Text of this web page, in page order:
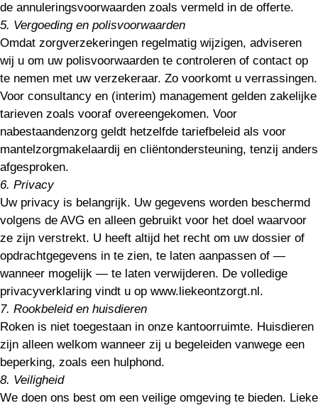
de annuleringsvoorwaarden zoals vermeld in de offerte.
5. Vergoeding en polisvoorwaarden
Omdat zorgverzekeringen regelmatig wijzigen, adviseren
wij u om uw polisvoorwaarden te controleren of contact op
te nemen met uw verzekeraar. Zo voorkomt u verrassingen.
Voor consultancy en (interim) management gelden zakelijke
tarieven zoals vooraf overeengekomen. Voor
nabestaandenzorg geldt hetzelfde tariefbeleid als voor
mantelzorgmakelaardij en cliëntondersteuning, tenzij anders
afgesproken.
6. Privacy
Uw privacy is belangrijk. Uw gegevens worden beschermd
volgens de AVG en alleen gebruikt voor het doel waarvoor
ze zijn verstrekt. U heeft altijd het recht om uw dossier of
opdrachtgegevens in te zien, te laten aanpassen of —
wanneer mogelijk — te laten verwijderen. De volledige
privacyverklaring vindt u op www.liekeontzorgt.nl.
7. Rookbeleid en huisdieren
Roken is niet toegestaan in onze kantoorruimte. Huisdieren
zijn alleen welkom wanneer zij u begeleiden vanwege een
beperking, zoals een hulphond.
8. Veiligheid
We doen ons best om een veilige omgeving te bieden. Lieke